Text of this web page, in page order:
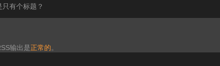
有个标题？
输出是正常的。